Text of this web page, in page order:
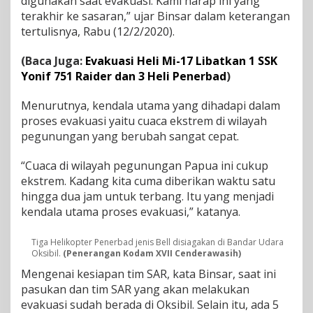
a
s
i
e
l
i
N
I
-
terakhir ke sasaran,” ujar Binsar dalam keterangan
tertulisnya, Rabu (12/2/2020).
(Baca Juga: Evakuasi Heli Mi-17 Libatkan 1 SSK
Yonif 751 Raider dan 3 Heli Penerbad)
Menurutnya, kendala utama yang dihadapi dalam
proses evakuasi yaitu cuaca ekstrem di wilayah
pegunungan yang berubah sangat cepat.
“Cuaca di wilayah pegunungan Papua ini cukup
ekstrem. Kadang kita cuma diberikan waktu satu
hingga dua jam untuk terbang. Itu yang menjadi
kendala utama proses evakuasi,” katanya.
Tiga Helikopter Penerbad jenis Bell disiagakan di Bandar Udara
Oksibil. (Penerangan Kodam XVII Cenderawasih)
Mengenai kesiapan tim SAR, kata Binsar, saat ini
pasukan dan tim SAR yang akan melakukan
evakuasi sudah berada di Oksibil. Selain itu, ada 5